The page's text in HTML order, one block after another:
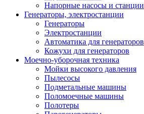
Напорные насосы и станции
Генераторы, электростанции
Генераторы
Электростанции
Автоматика для генераторов
Кожухи для генераторов
Моечно-уборочная техника
Мойки высокого давления
Пылесосы
Подметальные машины
Поломоечные машины
Полотеры